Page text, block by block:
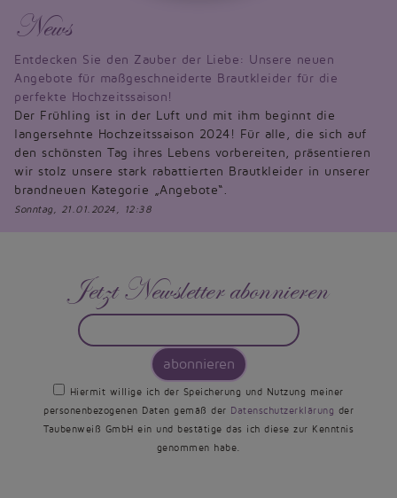
News
Entdecken Sie den Zauber der Liebe: Unsere neuen
Angebote für maßgeschneiderte Brautkleider für die
perfekte Hochzeitssaison!
Der Frühling ist in der Luft und mit ihm beginnt die
langersehnte Hochzeitssaison 2024! Für alle, die sich auf
den schönsten Tag ihres Lebens vorbereiten, präsentieren
wir stolz unsere stark rabattierten Brautkleider in unserer
brandneuen Kategorie „Angebote“.
Sonntag, 21.01.2024, 12:38
Jetzt Newsletter abonnieren
abonnieren
Hiermit willige ich der Speicherung und Nutzung meiner
personenbezogenen Daten gemäß der Datenschutzerklärung der
Taubenweiß GmbH ein und bestätige das ich diese zur Kenntnis
genommen habe.